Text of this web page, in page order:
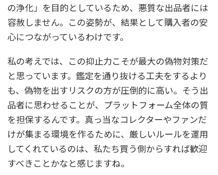
の浄化」を目的としているため、悪質な出品者には
容赦しません。この姿勢が、結果として購入者の安
心につながっているわけです。
私の考えでは、この抑止力こそが最大の偽物対策だ
と思っています。鑑定を通り抜ける工夫をするより
も、偽物を出すリスクの方が圧倒的に高い。そう出
品者に思わせることが、プラットフォーム全体の質
を担保するんです。真っ当なコレクターやファンだ
けが集まる環境を作るために、厳しいルールを運用
してくれているのは、私たち買う側からすれば歓迎
すべきことかなと感じますね。